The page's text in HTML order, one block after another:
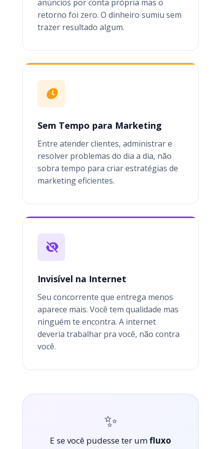
anúncios por conta própria mas o
retorno foi zero. O dinheiro sumiu sem
trazer resultado algum.
Sem Tempo para Marketing
Entre atender clientes, administrar e
resolver problemas do dia a dia, não
sobra tempo para criar estratégias de
marketing eficientes.
Invisível na Internet
Seu concorrente que entrega menos
aparece mais. Você tem qualidade mas
ninguém te encontra. A internet
deveria trabalhar pra você, não contra
você.
✨
E se você pudesse ter umfluxo